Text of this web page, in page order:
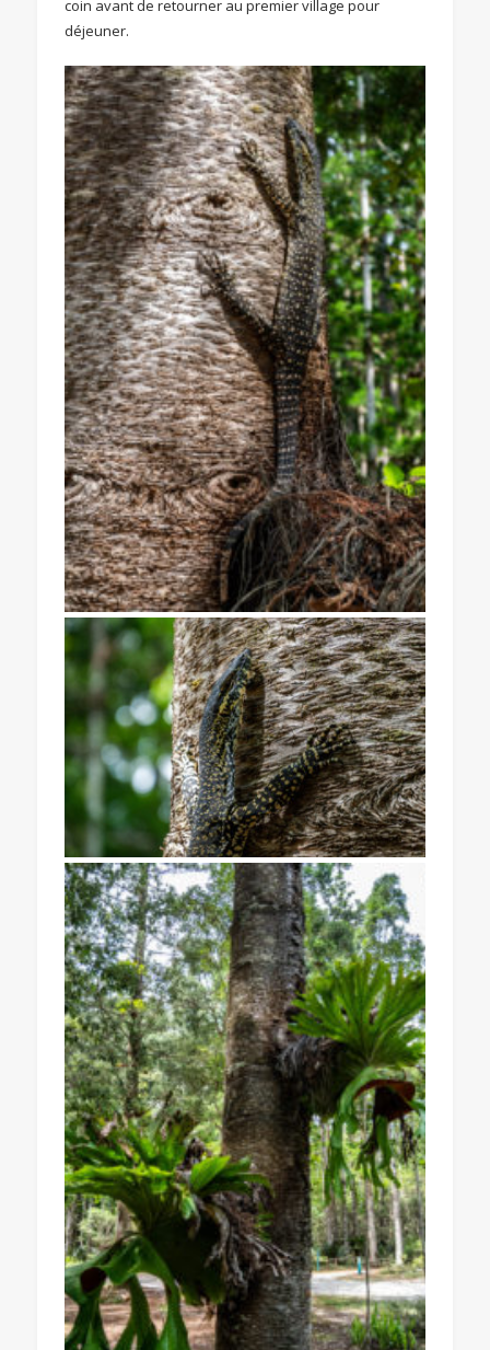
coin avant de retourner au premier village pour
déjeuner.